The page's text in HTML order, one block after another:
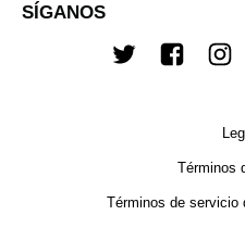
SÍGANOS
Twitter
Términos
Términos de servicio